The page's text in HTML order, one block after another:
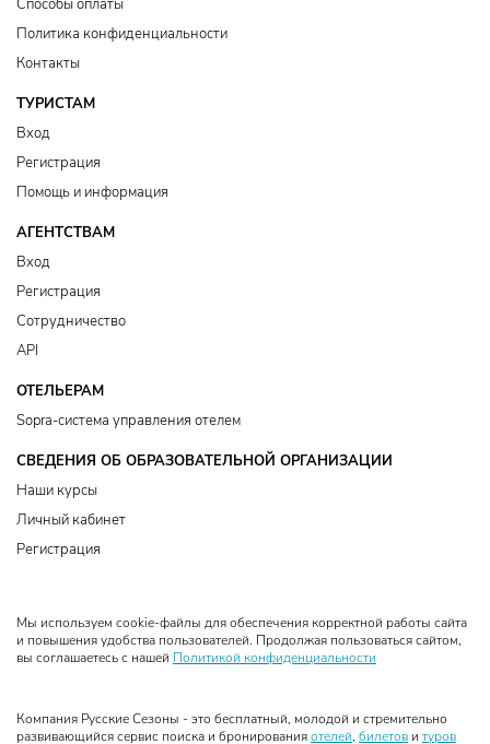
Способы оплаты
Политика конфиденциальности
Контакты
ТУРИСТАМ
Вход
Регистрация
Помощь и информация
АГЕНТСТВАМ
Вход
Регистрация
Сотрудничество
API
ОТЕЛЬЕРАМ
Sopra-система управления отелем
СВЕДЕНИЯ ОБ ОБРАЗОВАТЕЛЬНОЙ ОРГАНИЗАЦИИ
Наши курсы
Личный кабинет
Регистрация
Мы используем cookie-файлы для обеспечения корректной работы сайта
и повышения удобства пользователей. Продолжая пользоваться сайтом,
вы соглашаетесь с нашей Политикой конфиденциальности
Компания Русские Сезоны - это бесплатный, молодой и стремительно
развивающийся сервис поиска и бронирования отелей билетов и туров